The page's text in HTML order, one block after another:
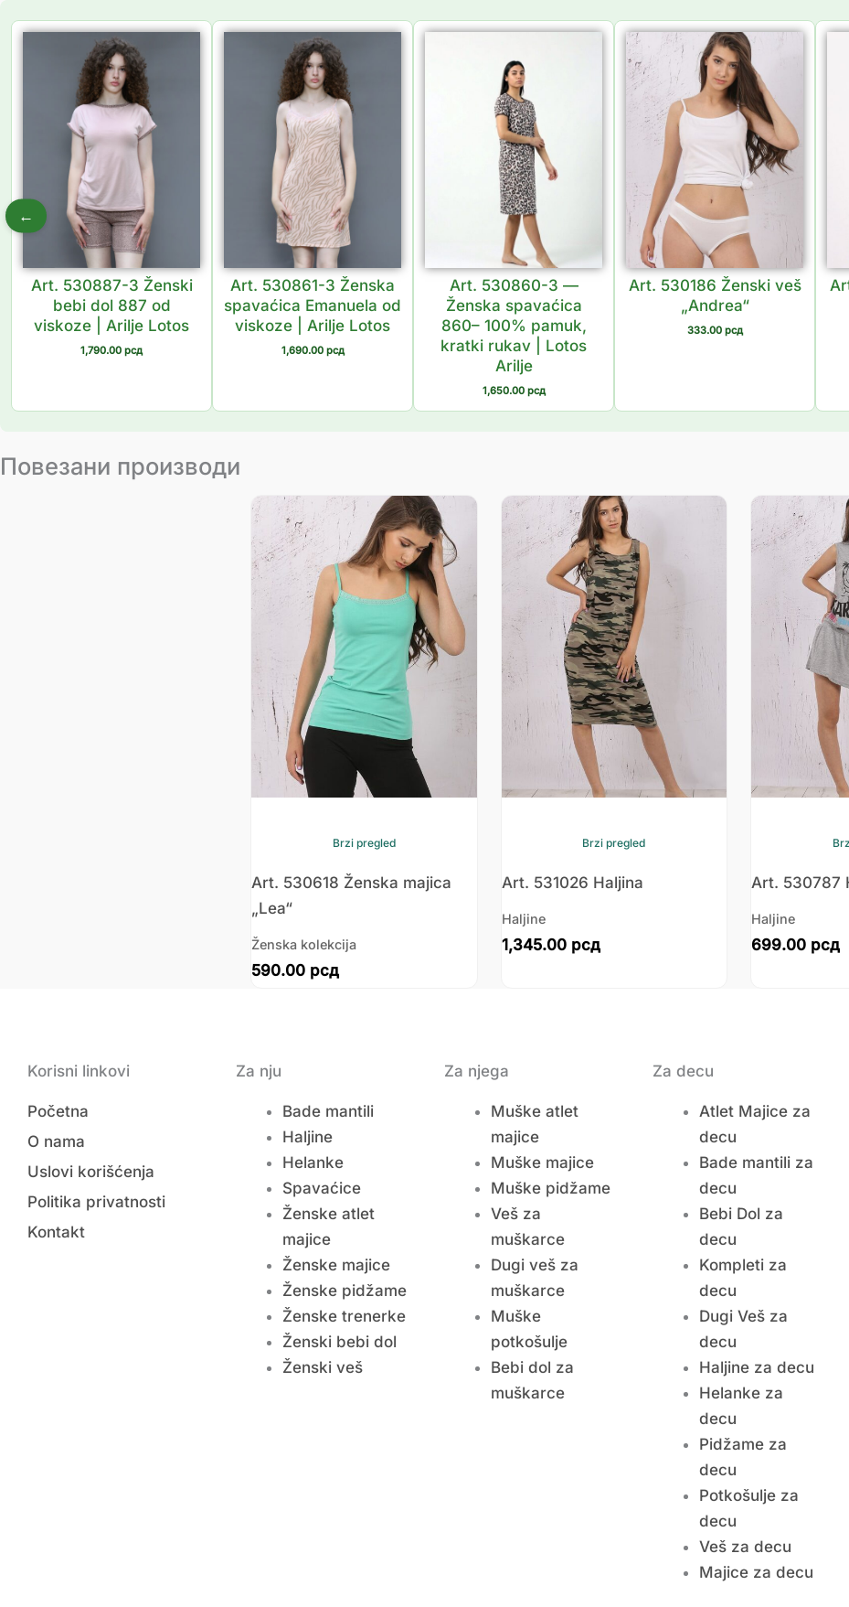
←
Art. 530887-3 Ženski
bebi dol 887 od
viskoze | Arilje Lotos
1,790.00 рсд
Art. 530861-3 Ženska
spavaćica Emanuela od
viskoze | Arilje Lotos
1,690.00 рсд
Art. 530860-3 —
Ženska spavaćica
860– 100% pamuk,
kratki rukav | Lotos
Arilje
1,650.00 рсд
Art. 530186 Ženski veš
„Andrea“
333.00 рсд
Повезани производи
Brzi pregled
Art. 530618 Ženska majica
„Lea“
Ženska kolekcija
590.00 рсд
Brzi pregled
Art. 531026 Haljina
Haljine
1,345.00 рсд
Art. 530787
Haljine
699.00 рсд
Korisni linkovi
Početna
O nama
Uslovi korišćenja
Politika privatnosti
Kontakt
Za nju
Bade mantili
Haljine
Helanke
Spavaćice
Ženske atlet
majice
Ženske majice
Ženske pidžame
Ženske trenerke
Ženski bebi dol
Ženski veš
Za njega
Muške atlet
majice
Muške majice
Muške pidžame
Veš za
muškarce
Dugi veš za
muškarce
Muške
potkošulje
Bebi dol za
muškarce
Za decu
Atlet Majice za
decu
Bade mantili za
decu
Bebi Dol za
decu
Kompleti za
decu
Dugi Veš za
decu
Haljine za decu
Helanke za
decu
Pidžame za
decu
Potkošulje za
decu
Veš za decu
Majice za decu